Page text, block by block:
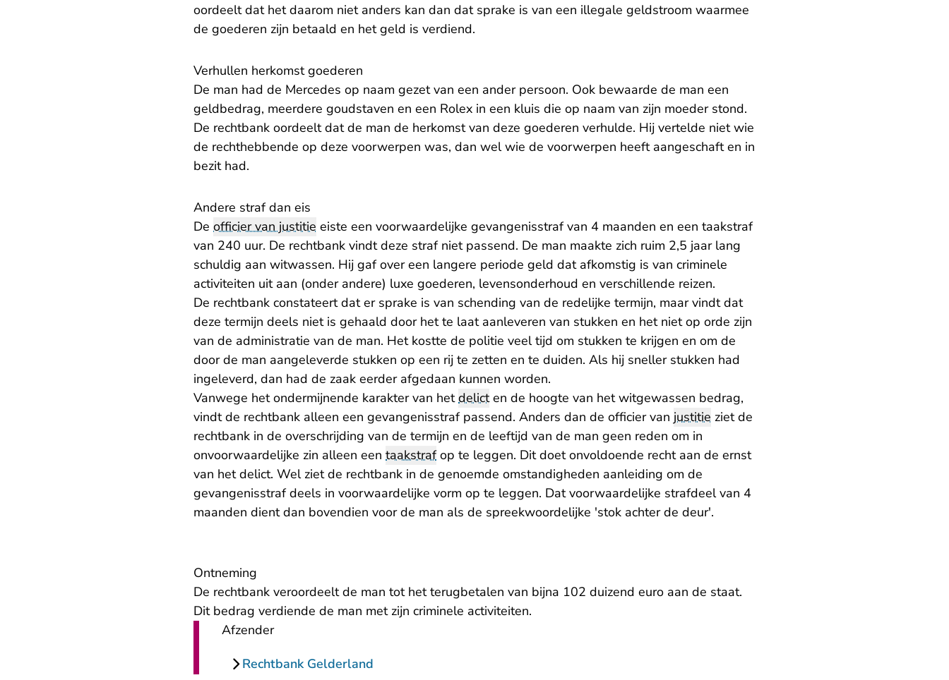
oordeelt dat het daarom niet anders kan dan dat sprake is van een illegale geldstroom waarmee
de goederen zijn betaald en het geld is verdiend.
Verhullen herkomst goederen
De man had de Mercedes op naam gezet van een ander persoon. Ook bewaarde de man een
geldbedrag, meerdere goudstaven en een Rolex in een kluis die op naam van zijn moeder stond.
De rechtbank oordeelt dat de man de herkomst van deze goederen verhulde. Hij vertelde niet wie
de rechthebbende op deze voorwerpen was, dan wel wie de voorwerpen heeft aangeschaft en in
bezit had.
Andere straf dan eis
De officier van justitie eiste een voorwaardelijke gevangenisstraf van 4 maanden en een taakstraf
van 240 uur. De rechtbank vindt deze straf niet passend. De man maakte zich ruim 2,5 jaar lang
schuldig aan witwassen. Hij gaf over een langere periode geld dat afkomstig is van criminele
activiteiten uit aan (onder andere) luxe goederen, levensonderhoud en verschillende reizen.
De rechtbank constateert dat er sprake is van schending van de redelijke termijn, maar vindt dat
deze termijn deels niet is gehaald door het te laat aanleveren van stukken en het niet op orde zijn
van de administratie van de man. Het kostte de politie veel tijd om stukken te krijgen en om de
door de man aangeleverde stukken op een rij te zetten en te duiden. Als hij sneller stukken had
ingeleverd, dan had de zaak eerder afgedaan kunnen worden.
Vanwege het ondermijnende karakter van hetdelicten de hoogte van het witgewassen bedrag,
vindt de rechtbank alleen een gevangenisstraf passend. Anders dan de officier van justitie ziet de
rechtbank in de overschrijding van de termijn en de leeftijd van de man geen reden om in
onvoorwaardelijke zin alleen een taakstrafop te leggen. Dit doet onvoldoende recht aan de ernst
van het delict. Wel ziet de rechtbank in de genoemde omstandigheden aanleiding om de
gevangenisstraf deels in voorwaardelijke vorm op te leggen. Dat voorwaardelijke strafdeel van 4
maanden dient dan bovendien voor de man als de spreekwoordelijke 'stok achter de deur'.
Ontneming
De rechtbank veroordeelt de man tot het terugbetalen van bijna 102 duizend euro aan de staat.
Dit bedrag verdiende de man met zijn criminele activiteiten.
Afzender
Rechtbank Gelderland